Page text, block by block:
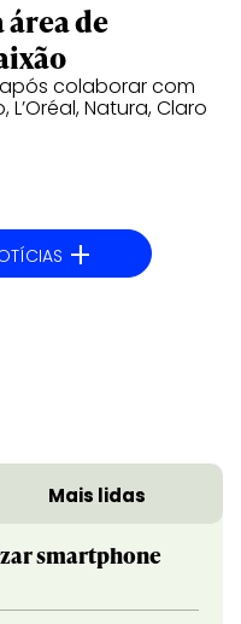
de
colaborar com
Natura, Claro
+
Mais lidas
smartphone